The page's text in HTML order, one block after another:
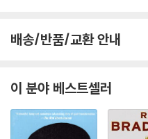
배송/반품/교환 안내
이 분야 베스트셀러